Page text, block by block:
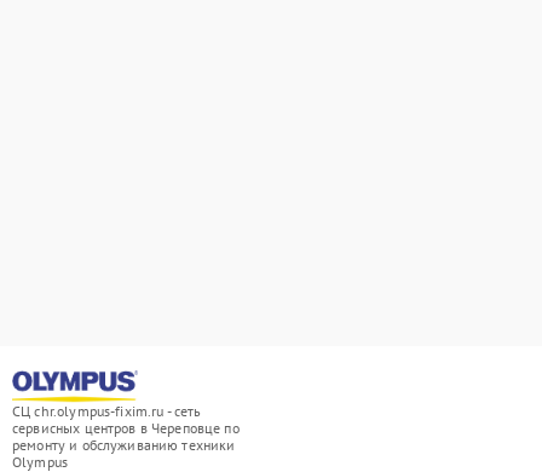
СЦ chr.olympus-fixim.ru - сеть
сервисных центров в Череповце по
ремонту и обслуживанию техники
Olympus